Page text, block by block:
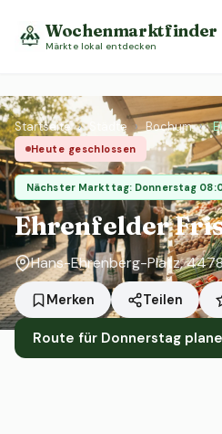
Wochenmarktfinder
Märkte lokal entdecken
Startseite › Städte › Bochum ›
Heute geschlossen
Nächster Markttag: Donnerstag
Ehrenfelder
Hans-Ehrenberg-Platz,
Merken Teilen
Route für Donnerstag